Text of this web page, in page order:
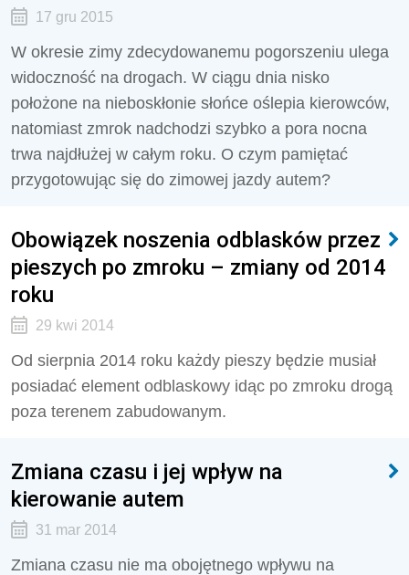
17 gru 2015
W okresie zimy zdecydowanemu pogorszeniu ulega
widoczność na drogach. W ciągu dnia nisko
położone na nieboskłonie słońce oślepia kierowców,
natomiast zmrok nadchodzi szybko a pora nocna
trwa najdłużej w całym roku. O czym pamiętać
przygotowując się do zimowej jazdy autem?
Obowiązek noszenia odblasków przez
pieszych po zmroku – zmiany od 2014
roku
29 kwi 2014
Od sierpnia 2014 roku każdy pieszy będzie musiał
posiadać element odblaskowy idąc po zmroku drogą
poza terenem zabudowanym.
Zmiana czasu i jej wpływ na
kierowanie autem
31 mar 2014
Zmiana czasu nie ma obojętnego wpływu na